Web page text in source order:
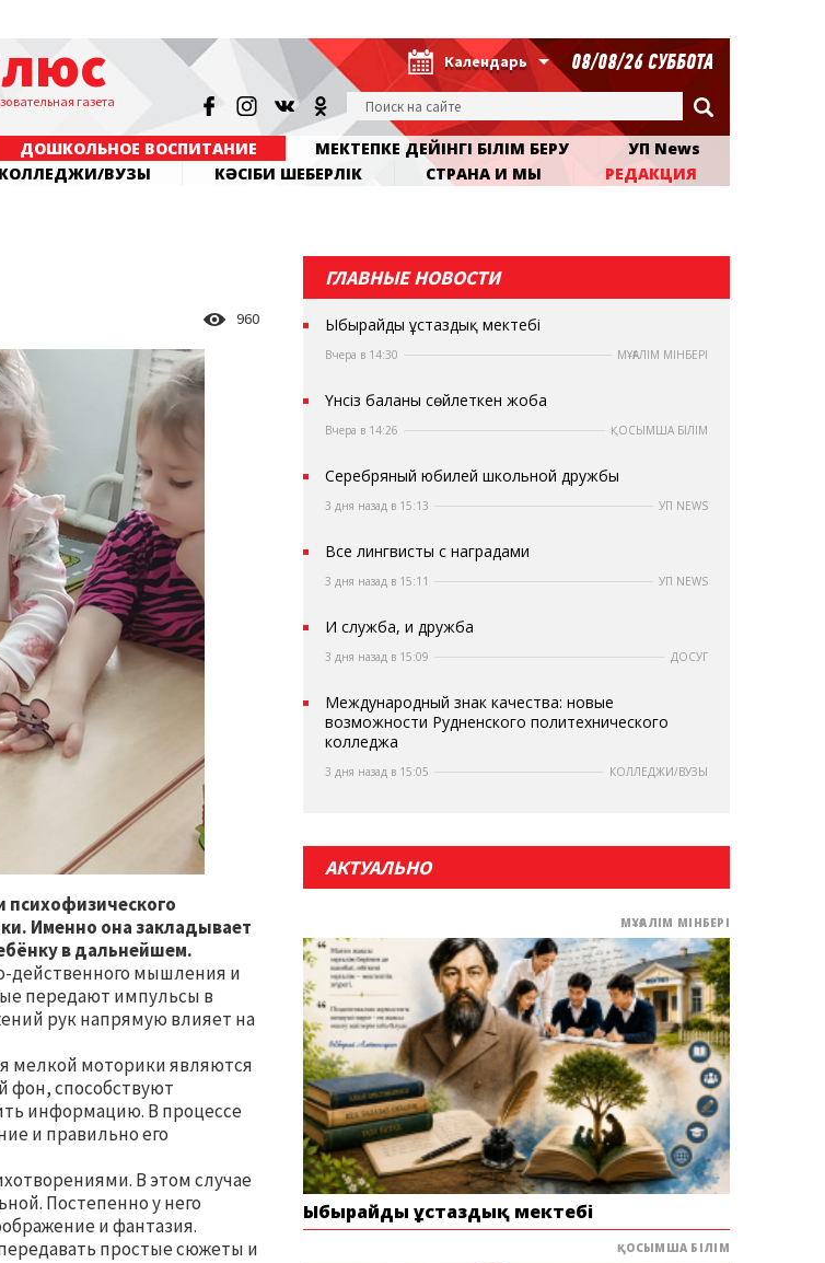
газета
Календарь 08/08/26 СУББОТА
ДОШКОЛЬНОЕ ВОСПИТАНИЕ МЕКТЕПКЕ ДЕЙІНГІ БІЛІМ БЕРУ
УП News
КОЛЛЕДЖИ/ВУЗЫ КӘСІБИ ШЕБЕРЛІК СТРАНА И МЫ РЕДАКЦИЯ
960
психофизического
Именно она закладывает
в дальнейшем.
действенного мышления и
передают импульсы в
рук напрямую влияет на
мелкой моторики являются
фон, способствуют
информацию. В процессе
и правильно его
В этом случае
Постепенно у него
и фантазия.
простые сюжеты и
ГЛАВНЫЕ НОВОСТИ
Ыбырайдың ұстаздық мектебі
Вчера в 14:30 МҰҒАЛІМ МІНБЕРІ
Үнсіз баланы сөйлеткен жоба
Вчера в 14:26 ҚОСЫМША БІЛІМ
Серебряный юбилей школьной дружбы
3 дня назад в 15:13 УП NEWS
Все лингвисты с наградами
3 дня назад в 15:11 УП NEWS
И служба, и дружба
3 дня назад в 15:09 ДОСУГ
Международный знак качества: новые
возможности Рудненского политехнического
колледжа
3 дня назад в 15:05 КОЛЛЕДЖИ/ВУЗЫ
АКТУАЛЬНО
МҰҒАЛІМ МІНБЕРІ
Ыбырайдың ұстаздық мектебі
ҚОСЫМША БІЛІМ